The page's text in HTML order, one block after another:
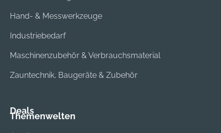
Hand- & Messwerkzeuge
Industriebedarf
Maschinenzubehör & Verbrauchsmaterial
Zauntechnik, Baugeräte & Zubehör
Deals
Themenwelten